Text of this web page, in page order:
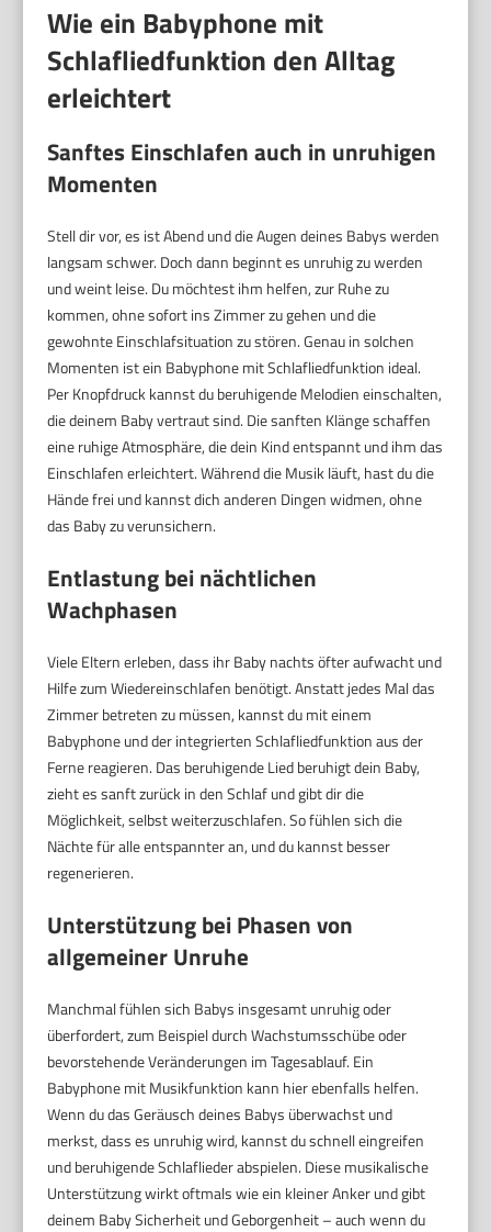
Wie ein Babyphone mit
Schlafliedfunktion den Alltag
erleichtert
Sanftes Einschlafen auch in unruhigen
Momenten
Stell dir vor, es ist Abend und die Augen deines Babys werden
langsam schwer. Doch dann beginnt es unruhig zu werden
und weint leise. Du möchtest ihm helfen, zur Ruhe zu
kommen, ohne sofort ins Zimmer zu gehen und die
gewohnte Einschlafsituation zu stören. Genau in solchen
Momenten ist ein Babyphone mit Schlafliedfunktion ideal.
Per Knopfdruck kannst du beruhigende Melodien einschalten,
die deinem Baby vertraut sind. Die sanften Klänge schaffen
eine ruhige Atmosphäre, die dein Kind entspannt und ihm das
Einschlafen erleichtert. Während die Musik läuft, hast du die
Hände frei und kannst dich anderen Dingen widmen, ohne
das Baby zu verunsichern.
Entlastung bei nächtlichen
Wachphasen
Viele Eltern erleben, dass ihr Baby nachts öfter aufwacht und
Hilfe zum Wiedereinschlafen benötigt. Anstatt jedes Mal das
Zimmer betreten zu müssen, kannst du mit einem
Babyphone und der integrierten Schlafliedfunktion aus der
Ferne reagieren. Das beruhigende Lied beruhigt dein Baby,
zieht es sanft zurück in den Schlaf und gibt dir die
Möglichkeit, selbst weiterzuschlafen. So fühlen sich die
Nächte für alle entspannter an, und du kannst besser
regenerieren.
Unterstützung bei Phasen von
allgemeiner Unruhe
Manchmal fühlen sich Babys insgesamt unruhig oder
überfordert, zum Beispiel durch Wachstumsschübe oder
bevorstehende Veränderungen im Tagesablauf. Ein
Babyphone mit Musikfunktion kann hier ebenfalls helfen.
Wenn du das Geräusch deines Babys überwachst und
merkst, dass es unruhig wird, kannst du schnell eingreifen
und beruhigende Schlaflieder abspielen. Diese musikalische
Unterstützung wirkt oftmals wie ein kleiner Anker und gibt
deinem Baby Sicherheit und Geborgenheit – auch wenn du